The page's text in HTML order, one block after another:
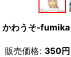
かわうそ-fumika
販売価格: 350円